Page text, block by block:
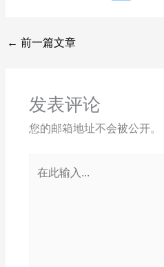
← 前一篇文章
发表评论
您的邮箱地址不会被公开。